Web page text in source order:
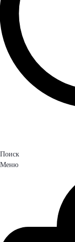
Поиск
Меню